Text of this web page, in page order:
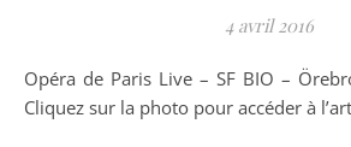
4 avril 2016
Opéra de Paris Live – SF BIO – Örebro 26 avril 2016 […]
Cliquez sur la photo pour accéder à